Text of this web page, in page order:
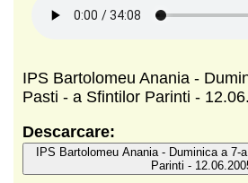
IPS Bartolomeu Anania -
Pasti - a Sfintilor Parinti -
Descarcare:
IPS Bartolomeu Anania - Duminica a 7-
Parinti -